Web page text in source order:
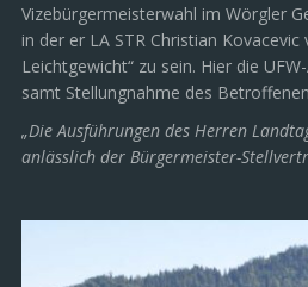
Vizebürgermeisterwahl im Wörgler
in der er LA STR Christian
Leichtgewicht“ zu sein. Hier die
samt Stellungnahme des
„Die Ausführungen des Herren
anlässlich der Bürgermeister-